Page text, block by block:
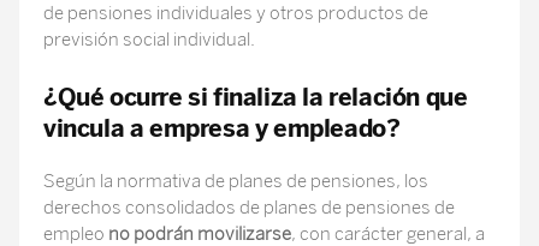
de pensiones individuales y otros productos de
previsión social individual.
¿Qué ocurre si finaliza la relación que
vincula a empresa y empleado?
Según la normativa de planes de pensiones, los
derechos consolidados de planes de pensiones de
empleo no podrán movilizarse, con carácter general, a